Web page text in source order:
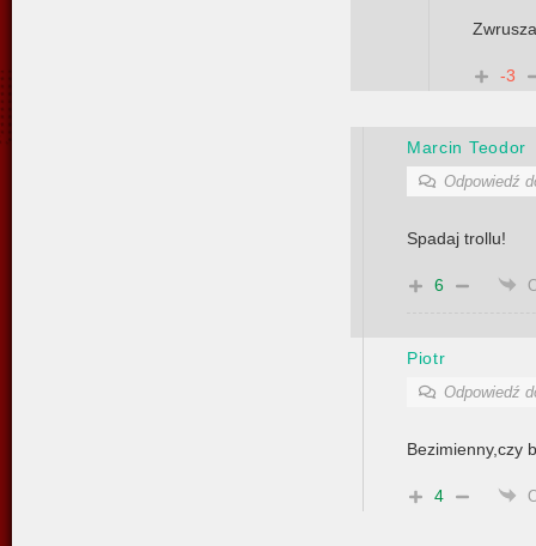
-3
Marcin Teodor
Odpowiedź
Spadaj trollu!
6
Piotr
Odpowiedź
Bezimienny,czy
4